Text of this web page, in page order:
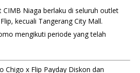
Niaga berlaku di seluruh outlet
kecuali Tangerang City Mall.
mengikuti periode yang telah
Chigo x Flip Payday Diskon dan